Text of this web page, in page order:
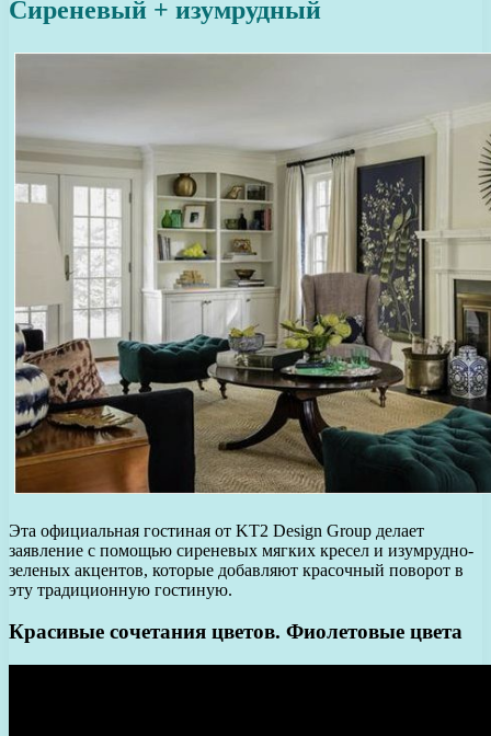
Сиреневый + изумрудный
Эта официальная гостиная от KT2 Design Group делает
заявление с помощью сиреневых мягких кресел и изумрудно-
зеленых акцентов, которые добавляют красочный поворот в
эту традиционную гостиную.
Красивые сочетания цветов. Фиолетовые цвета